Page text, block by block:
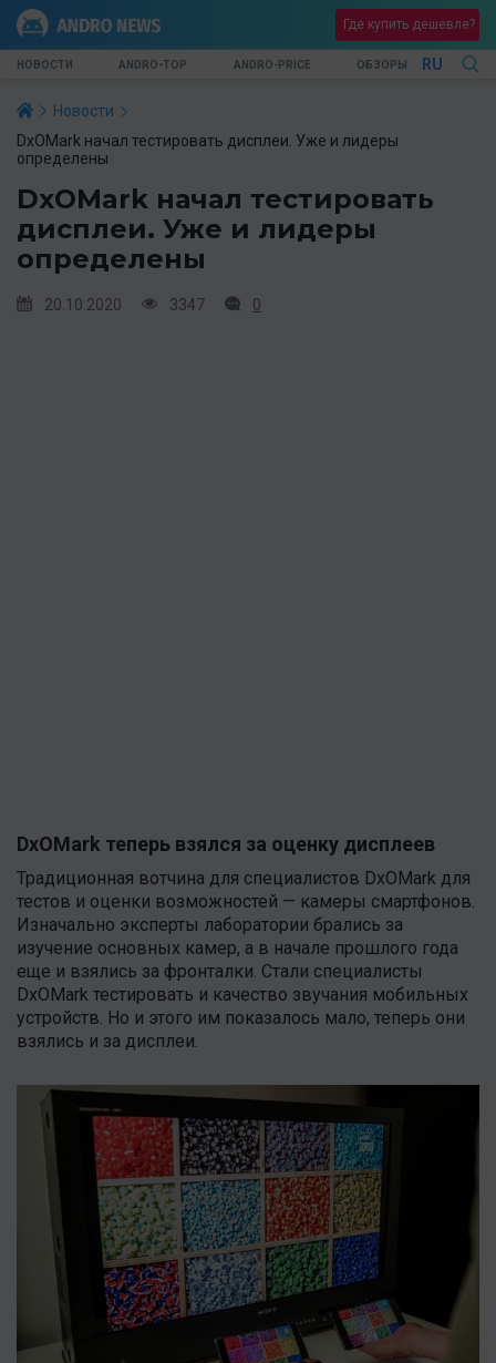
Где купить дешевле?
НОВОСТИ ANDRO-TOP ANDRO-PRICE ОБЗОРЫ RU
Новости
DxOMark начал тестировать дисплеи. Уже и лидеры
определены
DxOMark начал тестировать
дисплеи. Уже и лидеры
определены
20.10.2020 3347 0
DxOMark теперь взялся за оценку дисплеев
Традиционная вотчина для специалистов DxOMark для
тестов и оценки возможностей — камеры смартфонов.
Изначально эксперты лаборатории брались за
изучение основных камер, а в начале прошлого года
еще и взялись за фронталки. Стали специалисты
DxOMark тестировать и качество звучания мобильных
устройств. Но и этого им показалось мало, теперь они
взялись и за дисплеи.